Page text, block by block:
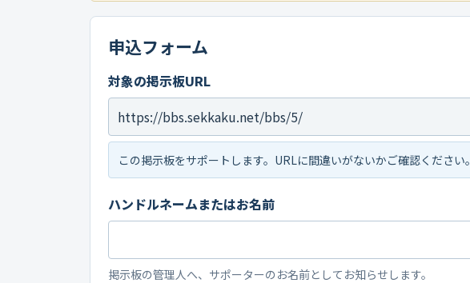
申込フォーム
対象の掲示板URL
この掲示板をサポートします。URLに間違いがないかご確認ください。
ハンドルネームまたはお名前
掲示板の管理人へ、サポーターのお名前としてお知らせします。